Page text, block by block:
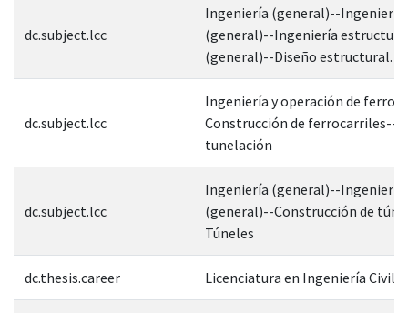
dc.subject.lcc
Ingeniería (general)--Ingeniería
(general)--Ingeniería
(general)--Diseño estructural.
dc.subject.lcc
Ingeniería y operación de
Construcción de ferrocarriles--
tunelación
dc.subject.lcc
Ingeniería (general)--Ingeniería
(general)--Construcción de
Túneles
dc.thesis.career Licenciatura en Ingeniería Civil